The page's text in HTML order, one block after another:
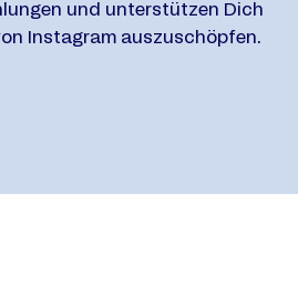
und unterstützen Dich
Instagram auszuschöpfen.